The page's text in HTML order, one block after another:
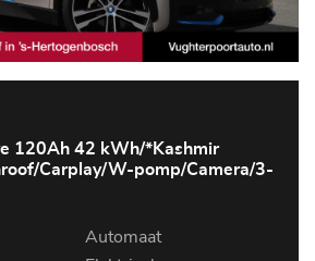
120Ah 42 kWh/*Kashmir
Carplay/W-pomp/Camera/3-
Automaat